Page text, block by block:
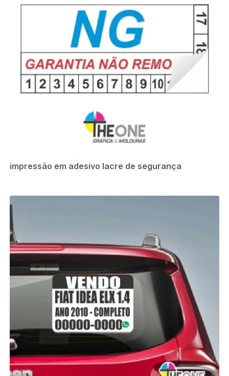
impressão em adesivo lacre de segurança